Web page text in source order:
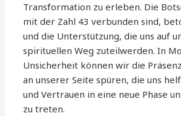
Transformation zu erleben. Die
mit der Zahl 43 verbunden sind,
und die Unterstützung, die uns auf
spirituellen Weg zuteilwerden. In
Unsicherheit können wir die
an unserer Seite spüren, die uns
und Vertrauen in eine neue Phase
zu treten.